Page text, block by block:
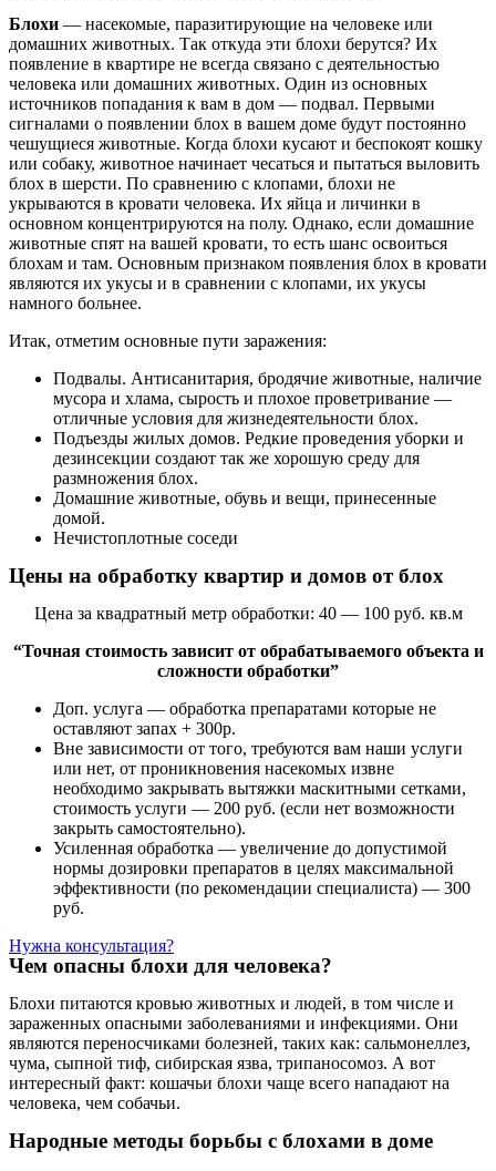
Блохи — насекомые, паразитирующие на человеке или
домашних животных. Так откуда эти блохи берутся? Их
появление в квартире не всегда связано с деятельностью
человека или домашних животных. Один из основных
источников попадания к вам в дом — подвал. Первыми
сигналами о появлении блох в вашем доме будут постоянно
чешущиеся животные. Когда блохи кусают и беспокоят кошку
или собаку, животное начинает чесаться и пытаться выловить
блох в шерсти. По сравнению с клопами, блохи не
укрываются в кровати человека. Их яйца и личинки в
основном концентрируются на полу. Однако, если домашние
животные спят на вашей кровати, то есть шанс освоиться
блохам и там. Основным признаком появления блох в кровати
являются их укусы и в сравнении с клопами, их укусы
намного больнее.
Итак, отметим основные пути заражения:
Подвалы. Антисанитария, бродячие животные, наличие
мусора и хлама, сырость и плохое проветривание —
отличные условия для жизнедеятельности блох.
Подъезды жилых домов. Редкие проведения уборки и
дезинсекции создают так же хорошую среду для
размножения блох.
Домашние животные, обувь и вещи, принесенные
домой.
Нечистоплотные соседи
Цены на обработку квартир и домов от блох
Цена за квадратный метр обработки: 40 — 100 руб. кв.м
“Точная стоимость зависит от обрабатываемого объекта и
сложности обработки”
Доп. услуга — обработка препаратами которые не
оставляют запах + 300р.
Вне зависимости от того, требуются вам наши услуги
или нет, от проникновения насекомых извне
необходимо закрывать вытяжки маскитными сетками,
стоимость услуги — 200 руб. (если нет возможности
закрыть самостоятельно).
Усиленная обработка — увеличение до допустимой
нормы дозировки препаратов в целях максимальной
эффективности (по рекомендации специалиста) — 300
руб.
Нужна консультация?
Чем опасны блохи для человека?
Блохи питаются кровью животных и людей, в том числе и
зараженных опасными заболеваниями и инфекциями. Они
являются переносчиками болезней, таких как: сальмонеллез,
чума, сыпной тиф, сибирская язва, трипаносомоз. А вот
интересный факт: кошачьи блохи чаще всего нападают на
человека, чем собачьи.
Народные методы борьбы с блохами в доме